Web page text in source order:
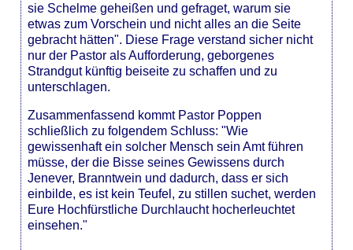
sie Schelme geheißen und gefraget, warum sie
etwas zum Vorschein und nicht alles an die Seite
gebracht hätten". Diese Frage verstand sicher nicht
nur der Pastor als Aufforderung, geborgenes
Strandgut künftig beiseite zu schaffen und zu
unterschlagen.
Zusammenfassend kommt Pastor Poppen
schließlich zu folgendem Schluss: "Wie
gewissenhaft ein solcher Mensch sein Amt führen
müsse, der die Bisse seines Gewissens durch
Jenever, Branntwein und dadurch, dass er sich
einbilde, es ist kein Teufel, zu stillen suchet, werden
Eure Hochfürstliche Durchlaucht hocherleuchtet
einsehen."